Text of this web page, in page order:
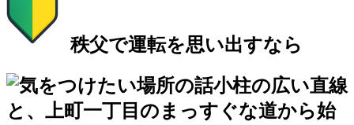
秩父で運転を思い出すなら
小柱の広い直線
と、上町一丁目のまっすぐな道から始